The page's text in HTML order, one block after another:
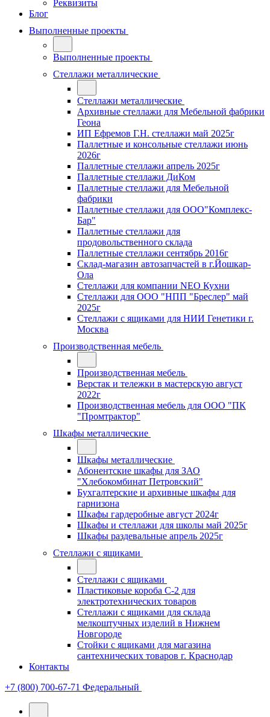
Реквизиты
Блог
Выполненные проекты
Выполненные проекты
Стеллажи металлические
Стеллажи металлические
Архивные стеллажи для Мебельной фабрики
Геона
ИП Ефремов Г.Н. стеллажи май 2025г
Паллетные и консольные стеллажи июнь
2026г
Паллетные стеллажи апрель 2025г
Паллетные стеллажи ДиКом
Паллетные стеллажи для Мебельной
фабрики
Паллетные стеллажи для ООО"Комплекс-
Бар"
Паллетные стеллажи для
продовольственного склада
Паллетные стеллажи сентябрь 2016г
Склад-магазин автозапчастей в г.Йошкар-
Ола
Стеллажи для компании NEO Кухни
Стеллажи для ООО "НПП "Бреслер" май
2025г
Стеллажи с ящиками для НИИ Генетики г.
Москва
Производственная мебель
Производственная мебель
Верстак и тележки в мастерскую август
2022г
Производственная мебель для ООО "ПК
"Промтрактор"
Шкафы металлические
Шкафы металлические
Абонентские шкафы для ЗАО
"Хлебокомбинат Петровский"
Бухгалтерские и архивные шкафы для
гарнизона
Шкафы гардеробные август 2024г
Шкафы и стеллажи для школы май 2025г
Шкафы раздевальные апрель 2025г
Стеллажи с ящиками
Стеллажи с ящиками
Пластиковые короба С-2 для
электротехнических товаров
Стеллажи с ящиками для склада
мелкоштучных изделий в Нижнем
Новгороде
Стойки с ящиками для магазина
сантехнических товаров г. Краснодар
Контакты
+7 (800) 700-67-71 Федеральный